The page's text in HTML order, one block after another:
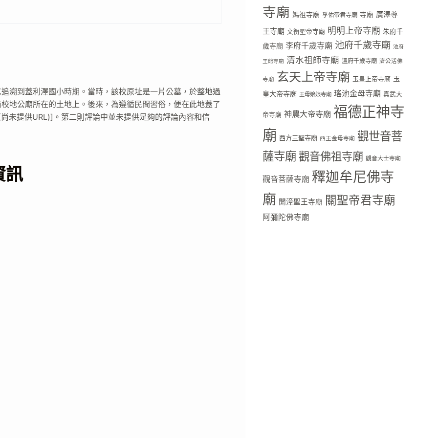
溯到蓋利澤國小時期。當時，該校原址是一片公墓，於整地過
地公廟所在的土地上。後來，為遵循民間習俗，便在此地蓋了
未提供URL)]。第二則評論中並未提供足夠的評論內容和信
訊
寺廟 媽祖寺廟 孚佑帝君寺廟 寺廟 廣澤尊
王寺廟 文衡聖帝寺廟 明明上帝寺廟 朱府千
歲寺廟 李府千歲寺廟 池府千歲寺廟 池府
王爺寺廟 清水祖師寺廟 溫府千歲寺廟 濟公活佛
寺廟 玄天上帝寺廟 玉皇上帝寺廟 玉
皇大帝寺廟 王母娘娘寺廟 瑤池金母寺廟 真武大
帝寺廟 神農大帝寺廟 福德正神寺
廟 西方三聖寺廟 西王金母寺廟 觀世音菩
薩寺廟觀音佛祖寺廟 觀音大士寺廟
觀音菩薩寺廟 釋迦牟尼佛寺
廟 開漳聖王寺廟 關聖帝君寺廟
阿彌陀佛寺廟